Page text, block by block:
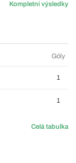
Kompletní výsledky
Góly
1
1
Celá tabulka